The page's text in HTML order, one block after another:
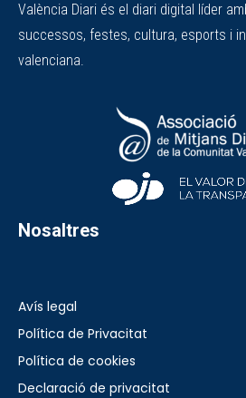
València Diari és el diari digital líder
successos, festes, cultura, esports i
valenciana.
Nosaltres
Avís legal
Política de Privacitat
Política de cookies
Declaració de privacitat